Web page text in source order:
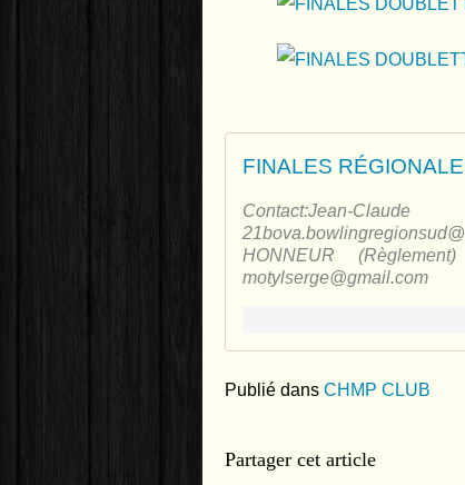
Contact:Jean-
HONNEUR
motylserge@gmail.com
Publié dans CHMP CLUB
Partager cet article